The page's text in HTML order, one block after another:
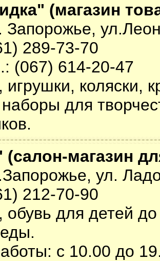
(магазин
Запорожье,
289-73-70
(067) 614-20-47
коляски,
для
(салон-магазин
ул.
212-70-90
для детей до
с 10.00 до